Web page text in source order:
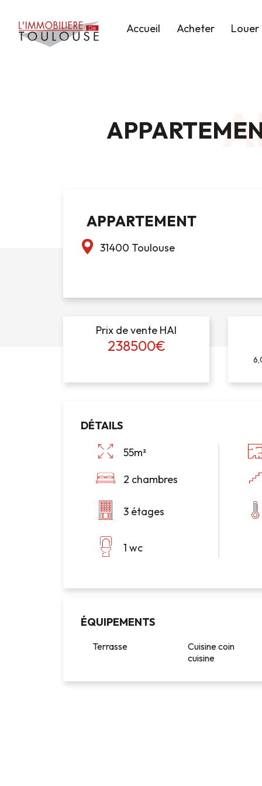
Accueil Acheter Louer
APPARTEMENT
31400 Toulouse
Prix de vente HAI
238500€
DÉTAILS
55m²
2 chambres
3 étages
1 wc
ÉQUIPEMENTS
Terrasse
Cuisine coin
cuisine